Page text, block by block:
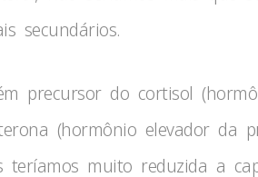
secundários.
precursor do cortisol
(hormônio elevador da
teríamos muito reduzida a